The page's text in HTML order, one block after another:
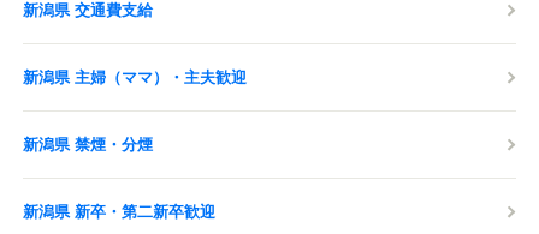
新潟県 交通費支給
新潟県 主婦（ママ）・主夫歓迎
新潟県 禁煙・分煙
新潟県 新卒・第二新卒歓迎